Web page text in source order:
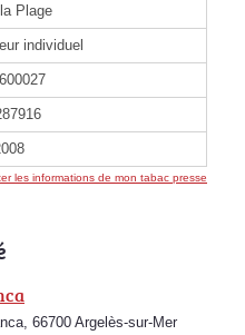
Plage
individuel
les informations de mon tabac presse
66700 Argelès-sur-Mer